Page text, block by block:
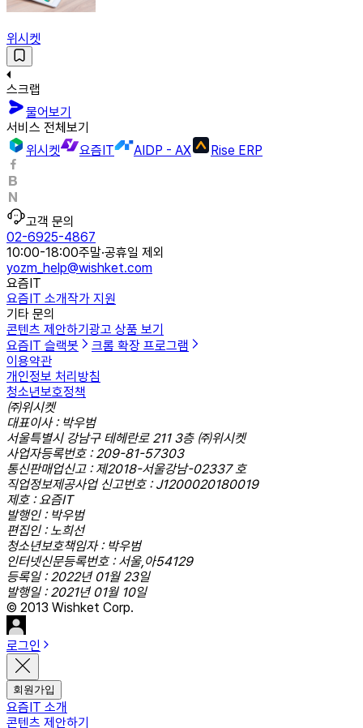
위시켓
스크랩
물어보기
서비스 전체보기
위시켓
요즘IT AIDP - AX Rise ERP
고객 문의
02-6925-4867
10:00-18:00주말·공휴일 제외
yozm_help@wishket.com
요즘IT
요즘IT 소개작가 지원
기타 문의
콘텐츠 제안하기 광고 상품 보기
요즘IT 슬랙봇
크롬 확장 프로그램
이용약관
개인정보 처리방침
청소년보호정책
㈜위시켓
대표이사 : 박우범
서울특별시 강남구 테헤란로 211 3층 ㈜위시켓
사업자등록번호 : 209-81-57303
통신판매업신고 : 제2018-서울강남-02337 호
직업정보제공사업 신고번호 : J1200020180019
제호 : 요즘IT
발행인 : 박우범
편집인 : 노희선
청소년보호책임자 : 박우범
인터넷신문등록번호 : 서울,아54129
등록일 : 2022년 01월 23일
발행일 : 2021년 01월 10일
© 2013 Wishket Corp.
로그인
회원가입
요즘IT 소개
콘텐츠 제안하기